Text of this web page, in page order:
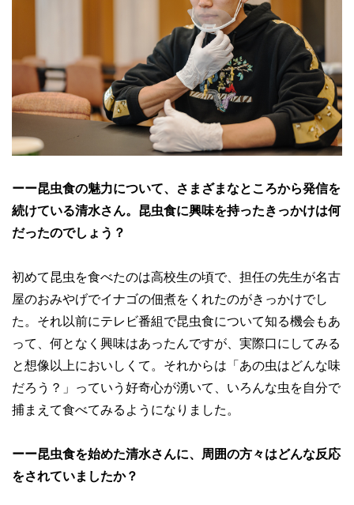
ーー昆虫食の魅力について、さまざまなところから発信を
続けている清水さん。昆虫食に興味を持ったきっかけは何
だったのでしょう？
初めて昆虫を食べたのは高校生の頃で、担任の先生が名古
屋のおみやげでイナゴの佃煮をくれたのがきっかけでし
た。それ以前にテレビ番組で昆虫食について知る機会もあ
って、何となく興味はあったんですが、実際口にしてみる
と想像以上においしくて。それからは「あの虫はどんな味
だろう？」っていう好奇心が湧いて、いろんな虫を自分で
捕まえて食べてみるようになりました。
ーー昆虫食を始めた清水さんに、周囲の方々はどんな反応
をされていましたか？